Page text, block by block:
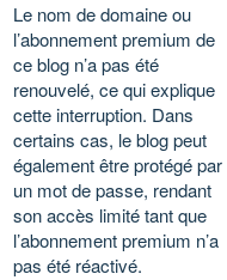
Le nom de domaine ou
l’abonnement premium de
ce blog n’a pas été
renouvelé, ce qui explique
cette interruption. Dans
certains cas, le blog peut
également être protégé par
un mot de passe, rendant
son accès limité tant que
l’abonnement premium n’a
pas été réactivé.